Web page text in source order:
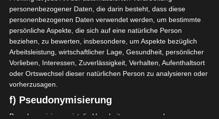
Ligue 1: Programm der Play-
offs um den Klassenerhalt und
den Aufstieg in die Ligue 1
15. Juni 2024 Platzwart
1560 Views
Abstieg
AS Gabès AS Soliman Aufstieg
Der Spielplan für die Play-offs um den Klassenerhalt
und den Aufstieg in die Ligue 1 des Profifußballs
personenbezogener Daten, die darin besteht, dass diese
personenbezogenen Daten verwendet werden, um bestimmte
persönliche Aspekte, die sich auf eine natürliche Person
beziehen, zu bewerten, insbesondere, um Aspekte bezüglich
Arbeitsleistung, wirtschaftlicher Lage, Gesundheit, persönlicher
Vorlieben, Interessen, Zuverlässigkeit, Verhalten, Aufenthaltsort
oder Ortswechsel dieser natürlichen Person zu analysieren oder
vorherzusagen.
f) Pseudonymisierung
Pseudonymisierung ist die Verarbeitung personenbezogener